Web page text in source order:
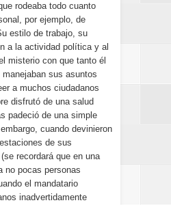
rodeaba todo cuanto
por ejemplo, de
estilo de trabajo, su
a la actividad política y al
misterio con que tanto él
sus asuntos
a muchos ciudadanos
disfrutó de una salud
padeció de una simple
cuando devinieron
de sus
recordará que en una
no pocas personas
el mandatario
inadvertidamente